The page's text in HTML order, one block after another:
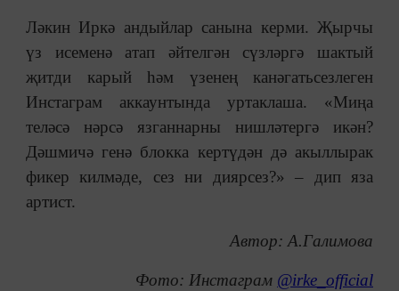
Ләкин Иркә андыйлар санына керми. Җырчы
үз исеменә атап әйтелгән сүзләргә шактый
җитди карый һәм үзенең канәгатьсезлеген
Инстаграм аккаунтында уртаклаша. «Миңа
теләсә нәрсә язганнарны нишләтергә икән?
Дәшмичә генә блокка кертүдән дә акыллырак
фикер килмәде, сез ни диярсез?» – дип яза
артист.
Автор: А.Галимова
Фото: Инстаграм @irke_official